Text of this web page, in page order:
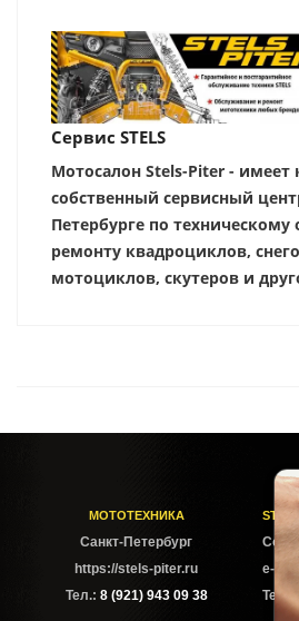
Сервис STELS
Мотосалон Stels-Piter -
собственный сервисный
Петербурге по
ремонту квадроциклов,
мотоциклов, скутеров и
МОТОТЕХНИКА
Cанкт-Петербург
https://stels-piter.ru
Тел.: 8 (921) 943 09 38
e-
Тел.: